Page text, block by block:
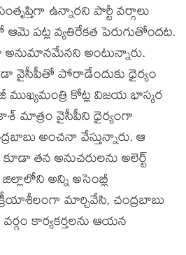
ఉన్నారని పార్టీ వర్గాలు
పట్ల వ్యతిరేకత పెరుగుతోందట.
అంటున్నారు.
వైసీపీతో పోరాడేందుకు ధైర్యం
కోట్ల విజయ భాస్కర
మాత్రం వైసీపీని ధైర్యంగా
అంచనా వేస్తున్నారు. ఆ
తన అనుచరులను అలెర్ట్
అన్ని అసెంబ్లీ
మార్చివేసి, చంద్రబాబు
కార్యకర్తలను ఆయన